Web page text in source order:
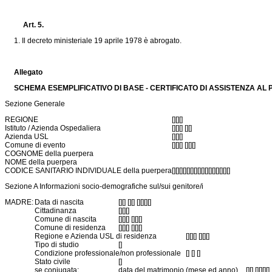
Art. 5.
1. Il decreto ministeriale 19 aprile 1978 è abrogato.
Allegato
SCHEMA ESEMPLIFICATIVO DI BASE - CERTIFICATO DI ASSISTENZA AL
Sezione Generale
REGIONE
[][][]
Istituto / Azienda Ospedaliera
[][][] [][]
Azienda USL
[][][]
Comune di evento
[][][] [][][]
COGNOME della puerpera
NOME della puerpera
CODICE SANITARIO INDIVIDUALE della puerpera[][][][][][][][][][][][][][][][]
Sezione A Informazioni socio-demografiche sul/sui genitore/i
MADRE: Data di nascita
[][] [][] [][][][]
Cittadinanza
[][][]
Comune di nascita
[][][] [][][]
Comune di residenza
[][][] [][][]
Regione e Azienda USL di residenza
[][][] [][][]
Tipo di studio
[]
Condizione professionale/non professionale
[] [] []
Stato civile
[]
se coniugata:
data del matrimonio (mese ed anno)
[][] [][][][]